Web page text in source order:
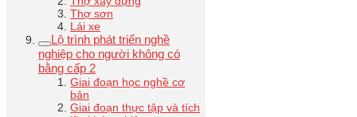
Thợ sơn
Lái xe
Lộ trình phát triển nghề
nghiệp cho người không có
bằng cấp 2
Giai đoạn học nghề cơ
bản
Giai đoạn thực tập và tích